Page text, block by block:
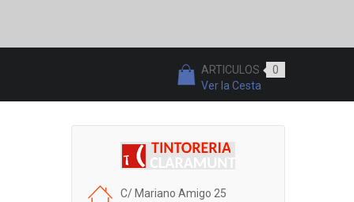
ARTICULOS
0
Ver la Cesta
C/ Mariano Amigo 25